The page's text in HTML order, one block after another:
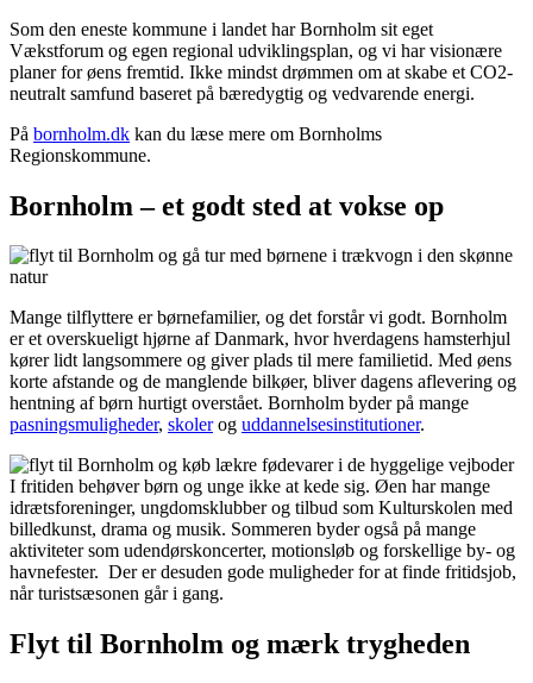
Som den eneste kommune i landet har Bornholm sit eget
Vækstforum og egen regional udviklingsplan, og vi har visionære
planer for øens fremtid. Ikke mindst drømmen om at skabe et CO2-
neutralt samfund baseret på bæredygtig og vedvarende energi.
På bornholm.dk kan du læse mere om Bornholms
Regionskommune.
Bornholm – et godt sted at vokse op
Mange tilflyttere er børnefamilier, og det forstår vi godt. Bornholm
er et overskueligt hjørne af Danmark, hvor hverdagens hamsterhjul
kører lidt langsommere og giver plads til mere familietid. Med øens
korte afstande og de manglende bilkøer, bliver dagens aflevering og
hentning af børn hurtigt overstået. Bornholm byder på mange
pasningsmuligheder, skolerog uddannelsesinstitutioner.
I fritiden behøver børn og unge ikke at kede sig. Øen har mange
idrætsforeninger, ungdomsklubber og tilbud som Kulturskolen med
billedkunst, drama og musik. Sommeren byder også på mange
aktiviteter som udendørskoncerter, motionsløb og forskellige by- og
havnefester. Der er desuden gode muligheder for at finde fritidsjob,
når turistsæsonen går i gang.
Flyt til Bornholm og mærk trygheden